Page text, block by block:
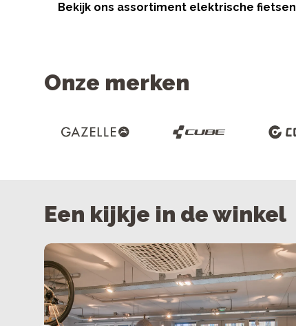
Bekijk ons assortiment elektrische fietsen
Onze merken
Een kijkje in de winkel